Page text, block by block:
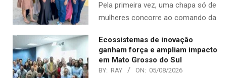
Pela primeira vez, uma chapa só de
mulheres concorre ao comando da
Ecossistemas de inovação
ganham força e ampliam impacto
em Mato Grosso do Sul
BY: RAY ON: 05/08/2026